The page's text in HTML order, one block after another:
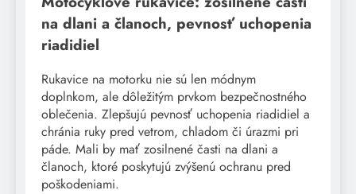
na dlani a članoch, pevnosť uchopenia
riadidiel
Rukavice na motorku nie sú len módnym
doplnkom, ale dôležitým prvkom bezpečnostného
oblečenia. Zlepšujú pevnosť uchopenia riadidiel a
chránia ruky pred vetrom, chladom či úrazmi pri
páde. Mali by mať zosilnené časti na dlani a
članoch, ktoré poskytujú zvýšenú ochranu pred
poškodeniami.